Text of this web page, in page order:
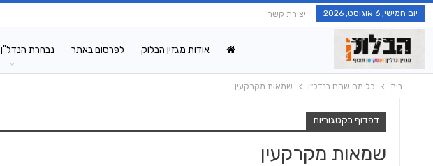
יום חמישי, 6 אוגוסט, 2026 יצירת קשר
אודות מגזין הבלוק לפרסום באתר נבחרת הנדל"ן 20-22
בית כל מה שחם בנדל"ן שמאות מקרקעין
דפדוף בקטגוריות
שמאות מקרקעין